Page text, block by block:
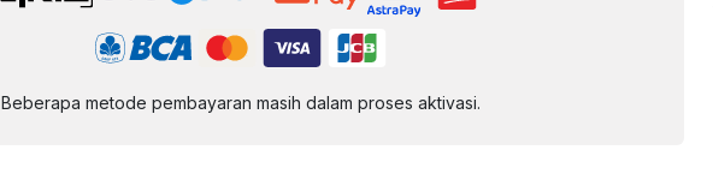
Beberapa metode pembayaran masih dalam proses aktivasi.